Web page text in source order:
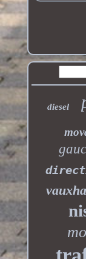
diesel